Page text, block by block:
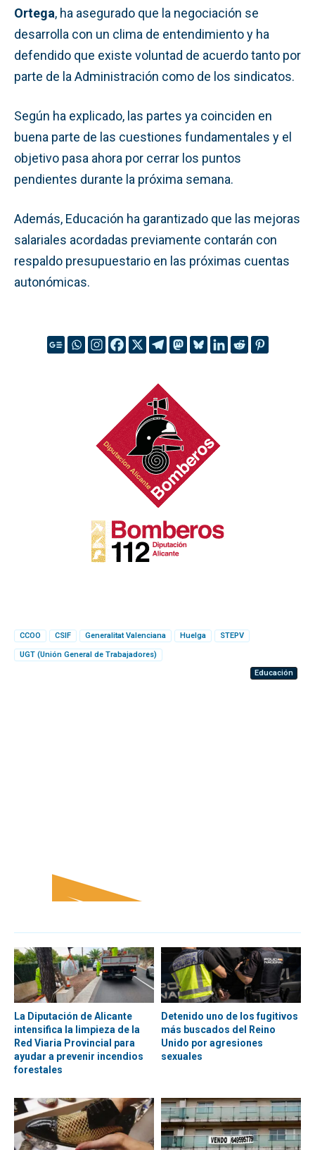
Ortega, ha asegurado que la negociación se
desarrolla con un clima de entendimiento y ha
defendido que existe voluntad de acuerdo tanto por
parte de la Administración como de los sindicatos.
Según ha explicado, las partes ya coinciden en
buena parte de las cuestiones fundamentales y el
objetivo pasa ahora por cerrar los puntos
pendientes durante la próxima semana.
Además, Educación ha garantizado que las mejoras
salariales acordadas previamente contarán con
respaldo presupuestario en las próximas cuentas
autonómicas.
CCOO CSIF Generalitat Valenciana Huelga STEPV
UGT (Unión General de Trabajadores)
Educación
La Diputación de Alicante
intensifica la limpieza de la
Red Viaria Provincial para
ayudar a prevenir incendios
forestales
Detenido uno de los fugitivos
más buscados del Reino
Unido por agresiones
sexuales